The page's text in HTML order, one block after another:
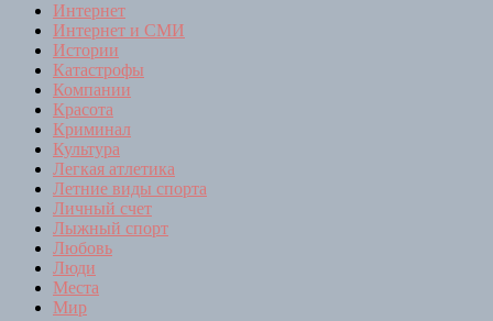
Интернет
Интернет и СМИ
Истории
Катастрофы
Компании
Красота
Криминал
Культура
Легкая атлетика
Летние виды спорта
Личный счет
Лыжный спорт
Любовь
Люди
Места
Мир